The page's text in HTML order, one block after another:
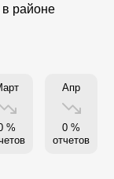
в районе
%
Апр
0 %
отчетов